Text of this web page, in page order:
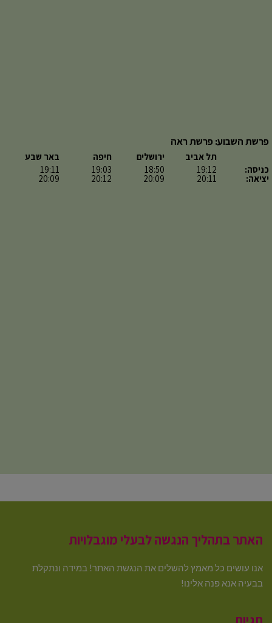
פרשת השבוע: פרשת ראה
כניסה:
יציאה:
תל אביב
19:12
20:11
ירושלים
18:50
20:09
חיפה
19:03
20:12
באר שבע
19:11
20:09
האתר בתהליך הנגשה לבעלי מוגבלויות
אנו עושים כל מאמץ להשלים את הנגשת האתר! במידה ונתקלת
בבעיה אנא פנה אלינו!